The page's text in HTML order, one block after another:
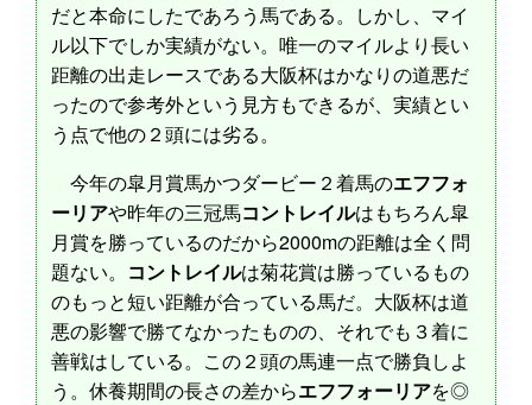
だと本命にしたであろう馬である。しかし、マイ
ル以下でしか実績がない。唯一のマイルより長い
距離の出走レースである大阪杯はかなりの道悪だ
ったので参考外という見方もできるが、実績とい
う点で他の２頭には劣る。
今年の皐月賞馬かつダービー２着馬のエフフォ
ーリアや昨年の三冠馬コントレイルはもちろん皐
月賞を勝っているのだから2000mの距離は全く問
題ない。 コントレイルは菊花賞は勝っているもの
のもっと短い距離が合っている馬だ。大阪杯は道
悪の影響で勝てなかったものの、それでも３着に
善戦はしている。この２頭の馬連一点で勝負しよ
う。休養期間の長さの差からエフフォーリアを◎